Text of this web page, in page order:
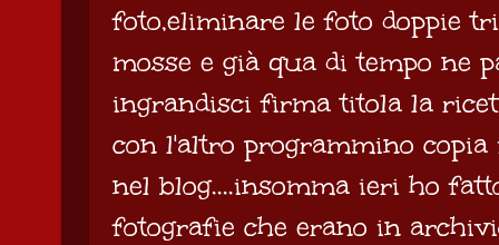
foto,eliminare le foto doppie
mosse e già qua di tempo ne
ingrandisci firma titola la
con l'altro programmino
nel blog....insomma ieri ho
fotografie che erano in